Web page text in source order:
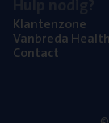
Klan­ten­zo­ne
Van­b­re­da Health
Con­tact